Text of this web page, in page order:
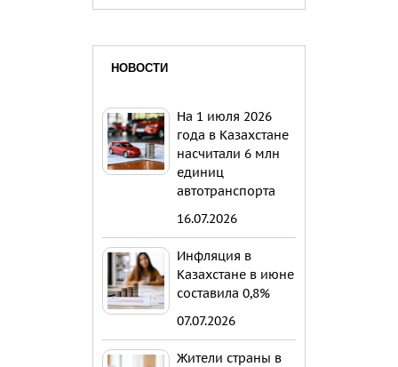
НОВОСТИ
На 1 июля 2026
года в Казахстане
насчитали 6 млн
единиц
автотранспорта
16.07.2026
Инфляция в
Казахстане в июне
составила 0,8%
07.07.2026
Жители страны в